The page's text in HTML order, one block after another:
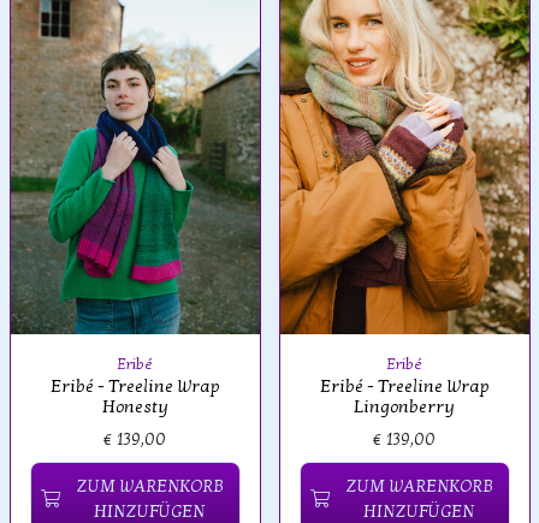
Eribé
Eribé - Treeline Wrap
Honesty
€ 139,00
ZUM WARENKORB
HINZUFÜGEN
Eribé
Eribé - Treeline Wrap
Lingonberry
€ 139,00
ZUM WARENKORB
HINZUFÜGEN